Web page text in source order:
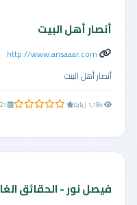
أنصار أهل البيت
http://www.ansaaar.com
أنصار أهل البيت
0.0 من 5 نجوم 2008-05-21
فيصل نور - الحقائق الغائبة